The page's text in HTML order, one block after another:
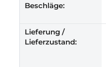
Beschläge:
Lieferung /
Lieferzustand: